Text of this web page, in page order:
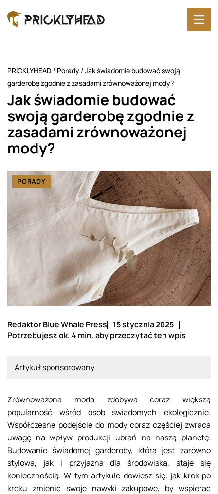
PRICKLYHEAD / Porady /Jak świadomie budować swoją
garderobę zgodnie z zasadami zrównoważonej mody?
Jak świadomie budować
swoją garderobę zgodnie z
zasadami zrównoważonej
mody?
PORADY
Redaktor Blue Whale Press
15 stycznia 2025
Potrzebujesz ok. 4 min. aby przeczytać ten wpis
Artykuł sponsorowany
Zrównoważona moda zdobywa coraz większą
popularność wśród osób świadomych ekologicznie.
Współczesne podejście do mody coraz częściej zwraca
uwagę na wpływ produkcji ubrań na naszą planetę.
Budowanie świadomej garderoby, która jest zarówno
stylowa, jak i przyjazna dla środowiska, staje się
koniecznością. W tym artykule dowiesz się, jak krok po
kroku zmienić swoje nawyki zakupowe, by wspierać